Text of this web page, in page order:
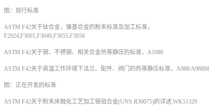
图：现行标准
ASTM F42关于钛合金，镍基合金的粉末标准及加工标准，
F2924,F3001,F3049,F3055,F3056
ASTM F42关于钢、不锈钢、相关合金热等静压的标准，A1080
ASTM F42关于高温工作环境下法兰、配件、阀门的热等静压标准，A988/A988M
图：正在开发的标准
ASTM F42关于粉末床融化工艺加工铬钼合金(UNS R30075)的详述,WK51329